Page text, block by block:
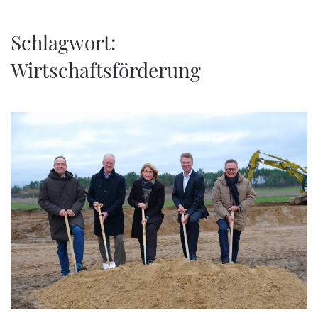
Zum Hauptinhalt springen
Schlagwort:
Wirtschaftsförderung